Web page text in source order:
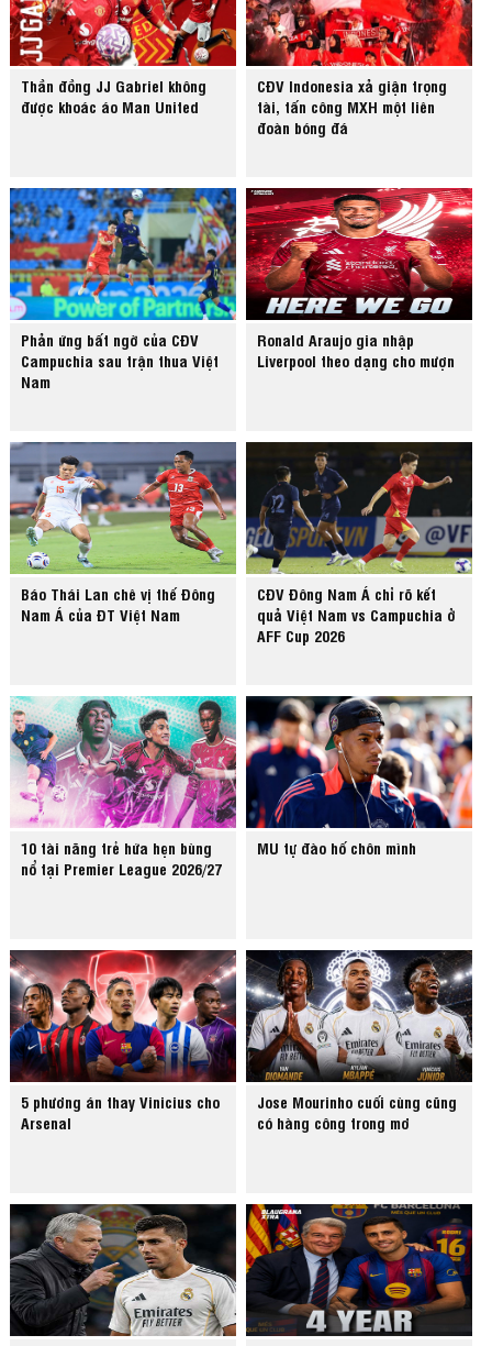
Thần đồng JJ Gabriel không
được khoác áo Man United
CĐV Indonesia xả giận trọng
tài, tấn công MXH một liên
đoàn bóng đá
Phản ứng bất ngờ của CĐV
Campuchia sau trận thua Việt
Nam
Ronald Araujo gia nhập
Liverpool theo dạng cho mượn
Báo Thái Lan chê vị thế Đông
Nam Á của ĐT Việt Nam
CĐV Đông Nam Á chỉ rõ kết
quả Việt Nam vs Campuchia ở
AFF Cup 2026
10 tài năng trẻ hứa hẹn bùng
nổ tại Premier League 2026/27
MU tự đào hố chôn mình
5 phương án thay Vinicius cho
Arsenal
Jose Mourinho cuối cùng cũng
có hàng công trong mơ